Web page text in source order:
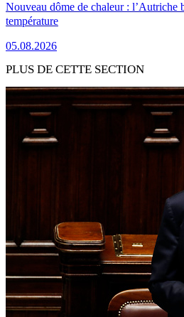
Nouveau dôme de chaleur : l’Autriche
température
05.08.2026
PLUS DE CETTE SECTION